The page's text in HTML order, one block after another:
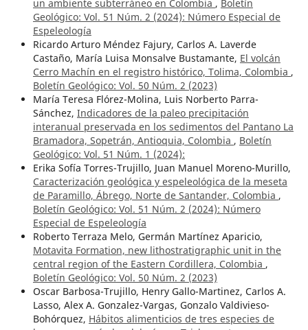
un ambiente subterráneo en Colombia , Boletín
Geológico: Vol. 51 Núm. 2 (2024): Número Especial de
Espeleología
Ricardo Arturo Méndez Fajury, Carlos A. Laverde
Castaño, María Luisa Monsalve Bustamante, El volcán
Cerro Machín en el registro histórico, Tolima, Colombia ,
Boletín Geológico: Vol. 50 Núm. 2 (2023)
María Teresa Flórez-Molina, Luis Norberto Parra-
Sánchez, Indicadores de la paleo precipitación
interanual preservada en los sedimentos del Pantano La
Bramadora, Sopetrán, Antioquia, Colombia , Boletín
Geológico: Vol. 51 Núm. 1 (2024):
Erika Sofía Torres-Trujillo, Juan Manuel Moreno-Murillo,
Caracterización geológica y espeleológica de la meseta
de Paramillo, Ábrego, Norte de Santander, Colombia ,
Boletín Geológico: Vol. 51 Núm. 2 (2024): Número
Especial de Espeleología
Roberto Terraza Melo, Germán Martínez Aparicio,
Motavita Formation, new lithostratigraphic unit in the
central region of the Eastern Cordillera, Colombia ,
Boletín Geológico: Vol. 50 Núm. 2 (2023)
Oscar Barbosa-Trujillo, Henry Gallo-Martinez, Carlos A.
Lasso, Alex A. Gonzalez-Vargas, Gonzalo Valdivieso-
Bohórquez, Hábitos alimenticios de tres especies de